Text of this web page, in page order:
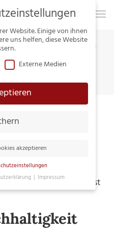
– NACHHALTIG
VERSICHERN
nachhaltig anlegen und versichern
gewinnt der Begriff
an Bedeutung. Ein
Investment ist
Website. Einige von ihnen
uns helfen, diese Website
Externe Medien
akzeptieren
Impressum
Sie können Ihre
Kategorien geben oder